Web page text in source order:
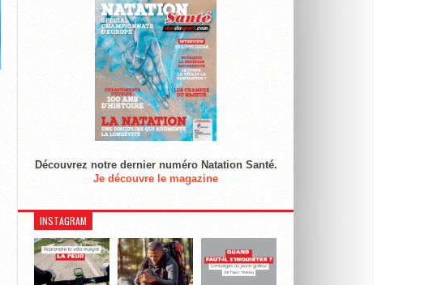
Découvrez notre dernier numéro Natation Santé.
Je découvre le magazine
INSTAGRAM